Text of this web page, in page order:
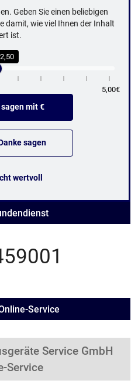
Geben Sie einen beliebigen
damit, wie viel Ihnen der Inhalt
ist.
2,50
5,00€
sagen mit €
sagen
wertvoll
Service
Service GmbH
Service